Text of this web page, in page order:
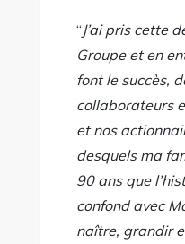
“ J’ai pris cette
Groupe et en
font le succès,
collaborateurs
et nos
desquels ma
90 ans que
confond avec
naître, grandir